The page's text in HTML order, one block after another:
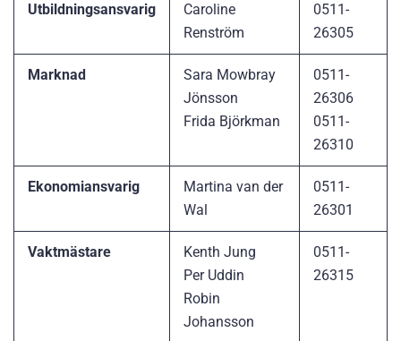
Utbildningsansvarig
Caroline
Renström
0511-
26305
Marknad
Sara Mowbray
Jönsson
Frida Björkman
0511-
26306
0511-
26310
Ekonomiansvarig
Martina van der
Wal
0511-
26301
Vaktmästare
Kenth Jung
Per Uddin
Robin
Johansson
0511-
26315